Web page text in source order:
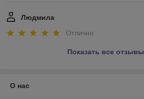
Людмила
Отлично
Показать все отзывы
О нас